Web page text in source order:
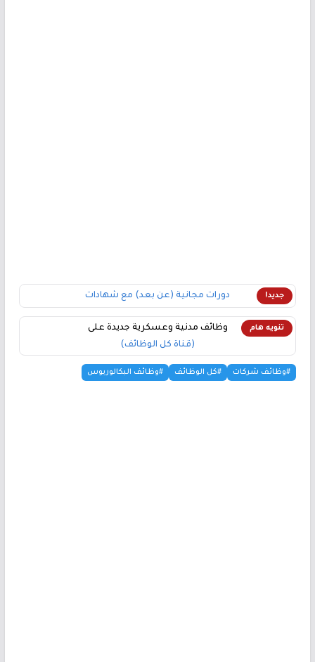
جديد! دورات مجانية (عن بعد) مع شهادات
تنويه هام
وظائف مدنية وعسكرية جديدة على
(قناة كل الوظائف)
#وظائف شركات #كل الوظائف #وظائف البكالوريوس